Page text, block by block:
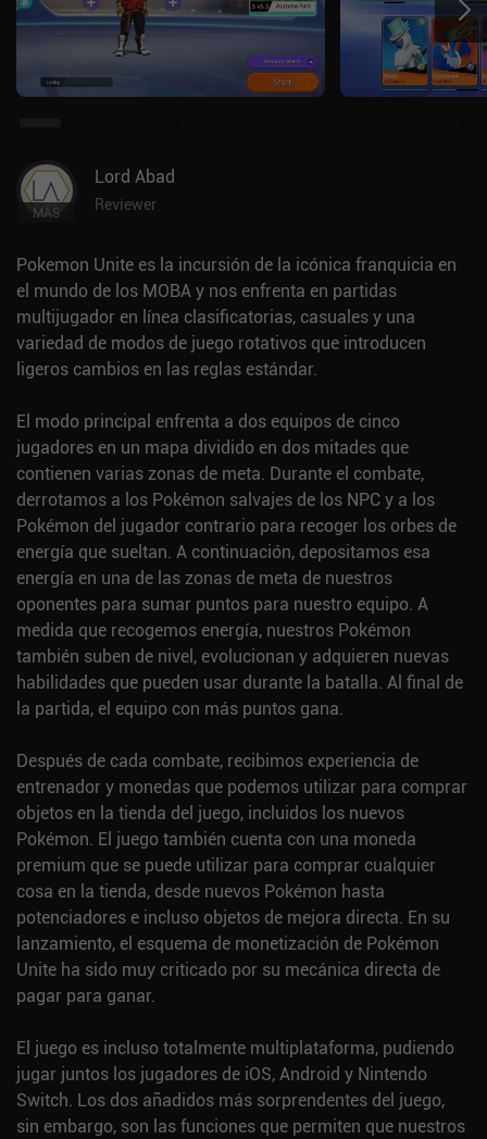
MÁS
Lord Abad
Reviewer
Pokemon Unite es la incursión de la icónica franquicia en
el mundo de los MOBA y nos enfrenta en partidas
multijugador en línea clasificatorias, casuales y una
variedad de modos de juego rotativos que introducen
ligeros cambios en las reglas estándar.
El modo principal enfrenta a dos equipos de cinco
jugadores en un mapa dividido en dos mitades que
contienen varias zonas de meta. Durante el combate,
derrotamos a los Pokémon salvajes de los NPC y a los
Pokémon del jugador contrario para recoger los orbes de
energía que sueltan. A continuación, depositamos esa
energía en una de las zonas de meta de nuestros
oponentes para sumar puntos para nuestro equipo. A
medida que recogemos energía, nuestros Pokémon
también suben de nivel, evolucionan y adquieren nuevas
habilidades que pueden usar durante la batalla. Al final de
la partida, el equipo con más puntos gana.
Después de cada combate, recibimos experiencia de
entrenador y monedas que podemos utilizar para comprar
objetos en la tienda del juego, incluidos los nuevos
Pokémon. El juego también cuenta con una moneda
premium que se puede utilizar para comprar cualquier
cosa en la tienda, desde nuevos Pokémon hasta
potenciadores e incluso objetos de mejora directa. En su
lanzamiento, el esquema de monetización de Pokémon
Unite ha sido muy criticado por su mecánica directa de
pagar para ganar.
El juego es incluso totalmente multiplataforma, pudiendo
jugar juntos los jugadores de iOS, Android y Nintendo
Switch. Los dos añadidos más sorprendentes del juego,
sin embargo, son las funciones que permiten que nuestros